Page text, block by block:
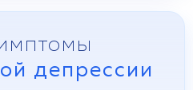
депрессии